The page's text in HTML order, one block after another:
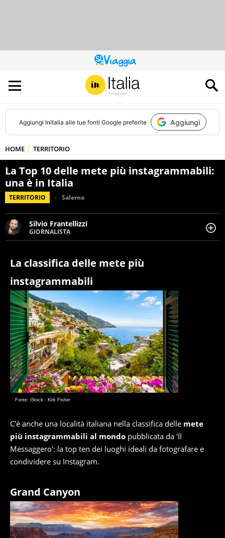
QUESTO
SITO
CONTRIBUISCE
ALL’AUDIENCE
DI
Aggiungi InItalia alle tue fonti Google preferite Aggiungi
HOME TERRITORIO
La Top 10 delle mete più instagrammabili:
una è in Italia
TERRITORIO Salerno
Silvio Frantellizzi
GIORNALISTA
Giornalista pubblicista. Da oltre dieci anni si occupa di
cronaca, motori, spettacolo e videogame.
La classifica delle mete più
instagrammabili
Fonte: iStock - Kirk Fisher
C'è anche una località italiana nella classifica delle mete
più instagrammabili al mondo pubblicata da 'Il
Messaggero': la top ten dei luoghi ideali da fotografare e
condividere su Instagram.
Grand Canyon